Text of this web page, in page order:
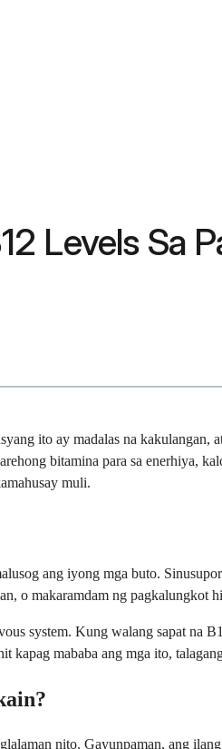
Levels Sa
ito ay madalas na kakulangan,
bitamina para sa enerhiya,
muli.
ang iyong mga buto.
o makaramdam ng pagkalungkot
system. Kung walang sapat na
mababa ang mga ito,
nito. Gayunpaman, ang